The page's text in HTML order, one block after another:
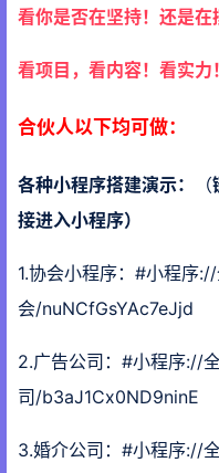
看你是否在坚持！还是在
看项目，看内容！看实力
合伙人以下均可做：
各种小程序搭建演示： （
接进入小程序）
1.协会小程序：#小程序
会/nuNCfGsYAc7eJjd
2.广告公司：#小程序://
司/b3aJ1Cx0ND9ninE
3.婚介公司：#小程序://